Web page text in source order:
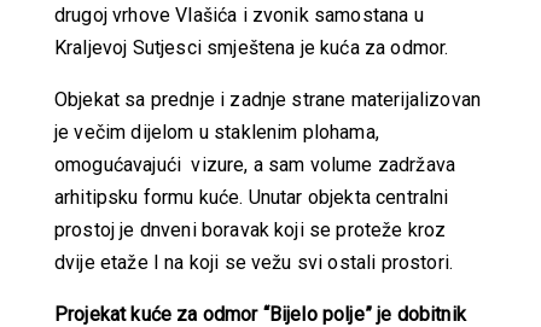
drugoj vrhove Vlašića i zvonik samostana u
Kraljevoj Sutjesci smještena je kuća za odmor.
Objekat sa prednje i zadnje strane materijalizovan
je večim dijelom u staklenim plohama,
omogućavajući vizure, a sam volume zadržava
arhitipsku formu kuće. Unutar objekta centralni
prostoj je dnveni boravak koji se proteže kroz
dvije etaže I na koji se vežu svi ostali prostori.
Projekat kuće za odmor “Bijelo polje” je dobitnik